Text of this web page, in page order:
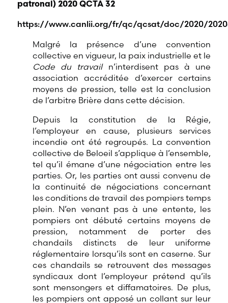
patronal) 2020 QCTA 32
https://www.canlii.org/fr/qc/qcsat/doc/2020/
Malgré la présence d’une convention
collective en vigueur, la paix industrielle et le
Code du travailn’interdisent pas à une
association accréditée d’exercer certains
moyens de pression, telle est la conclusion
de l’arbitre Brière dans cette décision.
Depuis la constitution de la Régie,
l’employeur en cause, plusieurs services
incendie ont été regroupés. La convention
collective de Beloeil s’applique à l’ensemble,
tel qu’il émane d’une négociation entre les
parties. Or, les parties ont aussi convenu de
la continuité de négociations concernant
les conditions de travail des pompiers temps
plein. N’en venant pas à une entente, les
pompiers ont débuté certains moyens de
pression, notamment de porter des
chandails distincts de leur uniforme
réglementaire lorsqu’ils sont en caserne. Sur
ces chandails se retrouvent des messages
syndicaux dont l’employeur prétend qu’ils
sont mensongers et diffamatoires. De plus,
les pompiers ont apposé un collant sur leur